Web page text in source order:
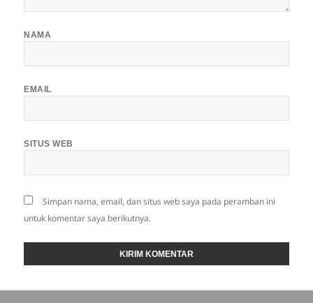
NAMA
EMAIL
SITUS WEB
Simpan nama, email, dan situs web saya pada peramban ini
untuk komentar saya berikutnya.